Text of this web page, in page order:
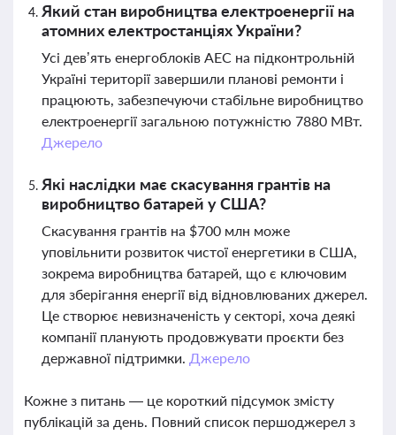
Який стан виробництва електроенергії на
атомних електростанціях України?
Усі дев’ять енергоблоків АЕС на підконтрольній
Україні території завершили планові ремонти і
працюють, забезпечуючи стабільне виробництво
електроенергії загальною потужністю 7880 МВт.
Джерело
Які наслідки має скасування грантів на
виробництво батарей у США?
Скасування грантів на $700 млн може
уповільнити розвиток чистої енергетики в США,
зокрема виробництва батарей, що є ключовим
для зберігання енергії від відновлюваних джерел.
Це створює невизначеність у секторі, хоча деякі
компанії планують продовжувати проєкти без
державної підтримки. Джерело
Кожне з питань — це короткий підсумок змісту
публікацій за день. Повний список першоджерел з